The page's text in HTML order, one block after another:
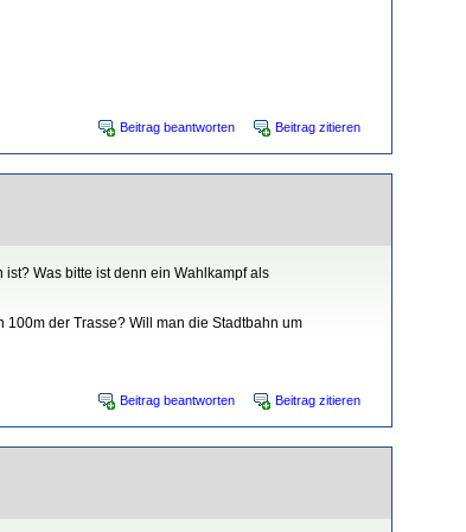
Beitrag beantworten Beitrag zitieren
Was bitte ist denn ein Wahlkampf als
der Trasse? Will man die Stadtbahn um
Beitrag beantworten Beitrag zitieren